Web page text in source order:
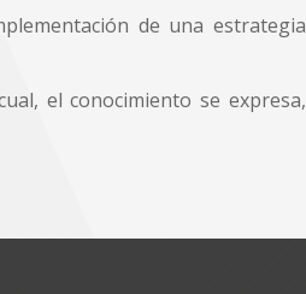
de una estrategia
el conocimiento se expresa,